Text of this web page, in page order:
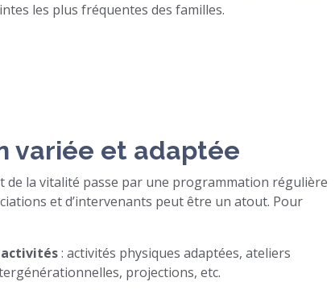
les plus fréquentes des familles.
variée et adaptée
de la vitalité passe par une programmation régulière
et d’intervenants peut être un atout. Pour
: activités physiques adaptées, ateliers
projections, etc.